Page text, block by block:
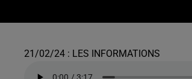
21/02/24 : LES INFORMATIONS